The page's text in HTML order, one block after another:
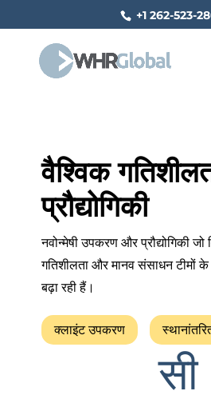
+1 262-523-
वैश्विक
प्रौद्योगिकी
नवोन्मेषी उपकरण और प्रौद्योगिकी जो
गतिशीलता और मानव संसाधन टीमों
बढ़ा रही हैं।
क्लाइंट उपकरण
सी